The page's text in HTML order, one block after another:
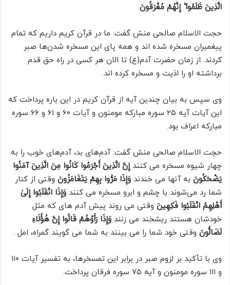
الَّذِینَ ظَلَمُوا ۖ إِنَّهُمْ مُغْرَقُونَ.
حجت الاسلام صالحی منش گفت: ما در قرآن کریم داریم که تمام
پیغمبران مسخره شده اند و همه پای این مسخره شدن‌ها صبر
کردند. از زمان حضرت آدم(ع) تا الان هر کسی در راه حق قدم
برداشته او را اذیت و مسخره کرده اند.
وی سپس به بیان چندین آیه از قرآن کریم در این باره پرداخت که
این آیات آیه ۲۵ سوره مبارکه مومنون و آیات ۶۰ و ۶۱ و ۶۶ سوره
مبارکه اعراف بود.
حجت الاسلام صالحی منش گفت: آدم‌های بد، آدم‌های خوب را به
چهار شیوه مسخره می کنند إِنَّ الَّذِینَ أَجْرَمُوا کَانُوا مِنَ الَّذِینَ آمَنُوا
یَضْحَکُونَ به آنها می خندند وَإِذَا مَرُّوا بِهِمْ یَتَغَامَزُونَ وقتی از کنار
شما رد می‌شوند با چشم و ابرو مسخره می کنند وَإِذَا انْقَلَبُوا إِلَىٰ
أَهْلِهِمُ انْقَلَبُوا فَکِهِینَ وقتی می روند پیش آدم های که مثل
خودشان هستند ریشخند می زنند وَإِذَا رَأَوْهُمْ قَالُوا إِنَّ هَٰؤُلَاءِ
لَضَالُّونَ وقتی خود شما را می بینند به شما می گویند گمراه، امل .
وی با تأکید بر لزوم صبر در برابر این تمسخرها، به تفسیر آیات ۱۱۰
و ۱۱۱ سوره مومنون و آیه ۷۵ سوره فرقان پرداخت.